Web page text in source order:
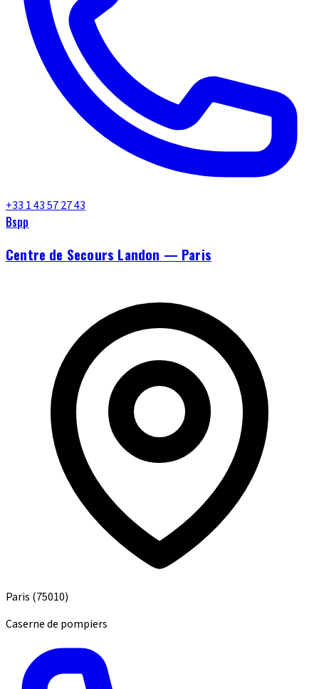
+33 1 43 57 27 43
Bspp
Centre de Secours Landon — Paris
Paris (75010)
Caserne de pompiers